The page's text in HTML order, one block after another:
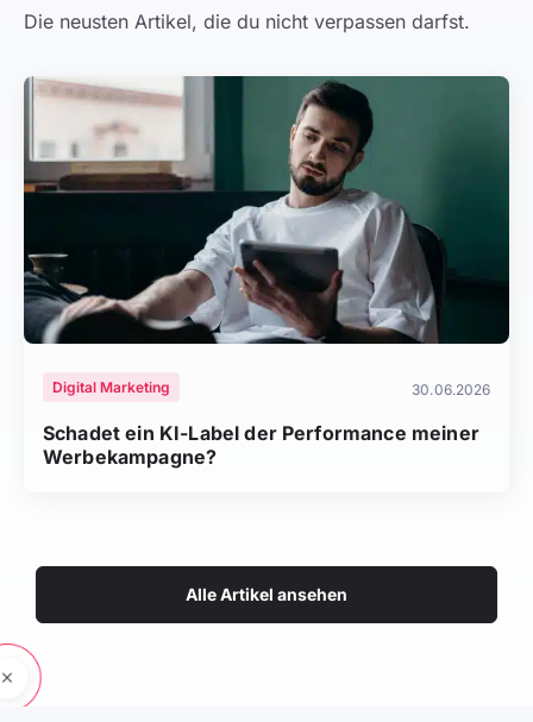
Die neusten Artikel, die du nicht verpassen darfst.
Digital Marketing 30.06.2026
Schadet ein KI-Label der Performance meiner
Werbekampagne?
Alle Artikel ansehen